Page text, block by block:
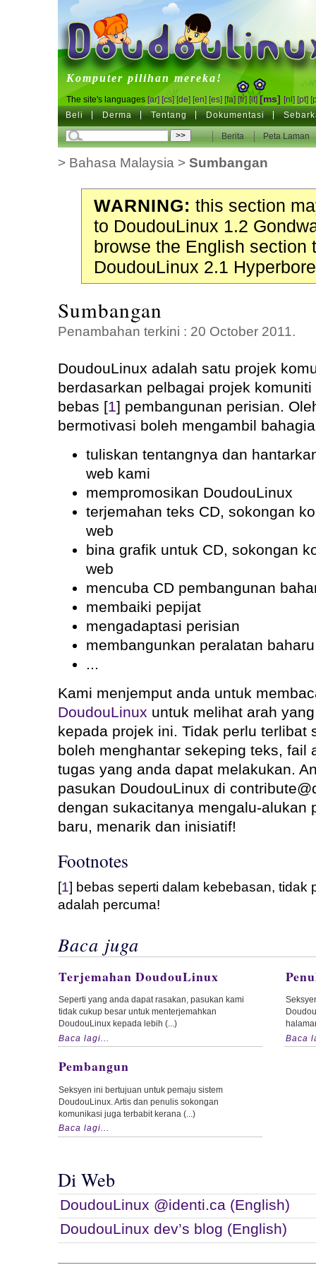
DoudouLinux
Komputer pilihan mereka!
The site's languages [ar] [cs] [de] [en] [es] [fa] [fr] [it] [ms] [nl] [pt]
Beli Derma Tentang Dokumentasi
Berita Peta Laman
> Bahasa Malaysia > Sumbangan
WARNING: this section
to DoudouLinux 1.2
browse the English section
DoudouLinux 2.1
Sumbangan
Penambahan terkini : 20 October 2011.
DoudouLinux adalah satu projek
berdasarkan pelbagai projek
bebas [1] pembangunan perisian.
bermotivasi boleh mengambil
tuliskan tentangnya dan
web kami
mempromosikan DoudouLinux
terjemahan teks CD, sokongan
web
bina grafik untuk CD, sokongan
web
mencuba CD pembangunan
membaiki pepijat
mengadaptasi perisian
membangunkan peralatan baharu
...
Kami menjemput anda untuk
DoudouLinux untuk melihat arah
kepada projek ini. Tidak perlu terlibat
boleh menghantar sekeping teks, fail
tugas yang anda dapat melakukan.
pasukan DoudouLinux di
dengan sukacitanya mengalu-alukan
baru, menarik dan inisiatif!
Footnotes
[1] bebas seperti dalam kebebasan, tidak
adalah percuma!
Baca juga
Terjemahan DoudouLinux
Seperti yang anda dapat rasakan, pasukan kami
tidak cukup besar untuk menterjemahkan
DoudouLinux kepada lebih (...)
Baca lagi...
Baca
Pembangun
Seksyen ini bertujuan untuk pemaju sistem
DoudouLinux. Artis dan penulis sokongan
komunikasi juga terbabit kerana (...)
Baca lagi...
Di Web
DoudouLinux @identi.ca (English)
DoudouLinux dev’s blog (English)